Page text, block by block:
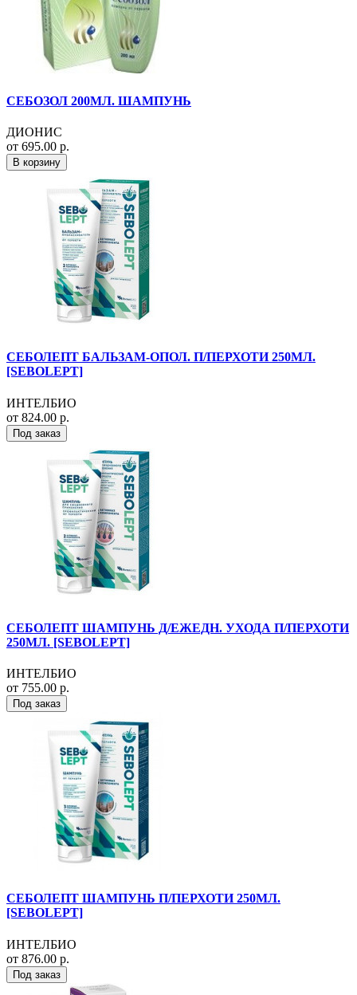
СЕБОЗОЛ 200МЛ. ШАМПУНЬ
ДИОНИС
от 695.00 р.
В корзину
СЕБОЛЕПТ БАЛЬЗАМ-ОПОЛ. П/ПЕРХОТИ 250МЛ.
[SEBOLEPT]
ИНТЕЛБИО
от 824.00 р.
Под заказ
СЕБОЛЕПТ ШАМПУНЬ Д/ЕЖЕДН. УХОДА П/ПЕРХОТИ
250МЛ. [SEBOLEPT]
ИНТЕЛБИО
от 755.00 р.
Под заказ
СЕБОЛЕПТ ШАМПУНЬ П/ПЕРХОТИ 250МЛ.
[SEBOLEPT]
ИНТЕЛБИО
от 876.00 р.
Под заказ